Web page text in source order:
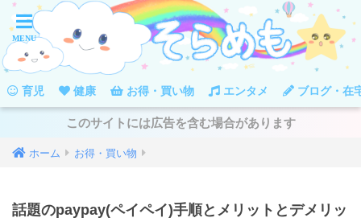
育児 健康 お得・買い物 エンタメ ブログ・在
このサイトには広告を含む場合があります
ホーム お得・買い物
話題のpaypay(ペイペイ)手順とメリットとデメリッ